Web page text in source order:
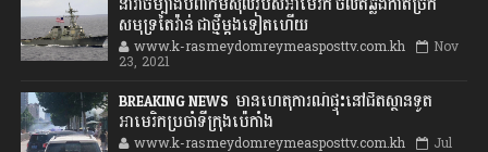
សមុទ្រតៃវ៉ាន់ ជាថ្មីម្តងទៀតហើយ
www.k-rasmeydomreymeasposttv.com.kh Nov
23, 2021
BREAKING NEWS: មានហេតុការណ៍ផ្ទុះនៅជិតស្ថានទូត
អាមេរិកប្រចាំទីក្រុងប៉េកាំង
www.k-rasmeydomreymeasposttv.com.kh Jul